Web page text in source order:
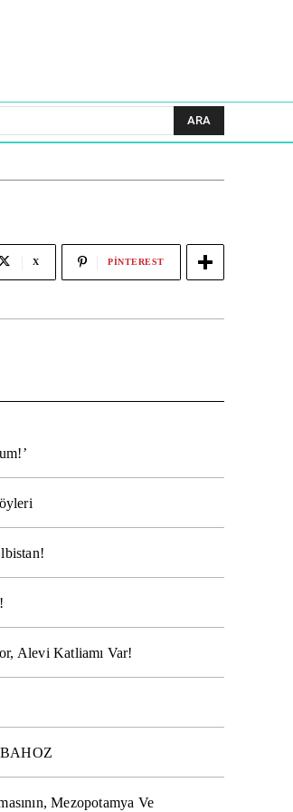
ARA
X PINTEREST
Alevi Katliamı Var!
BAHOZ
Mezopotamya Ve